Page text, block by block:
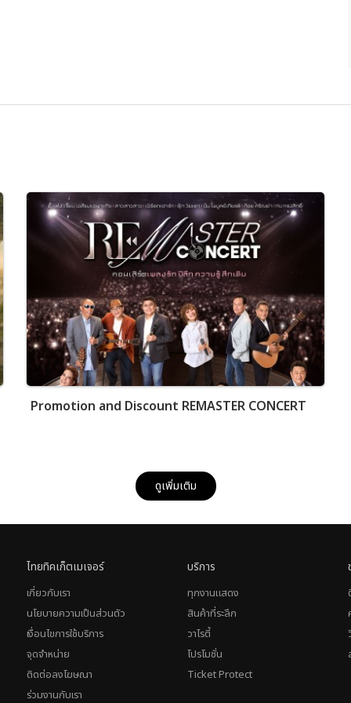
Promotion and Discount REMASTER CONCERT
ดูเพิ่มเติม
ไทยทิคเก็ตเมเจอร์
เกี่ยวกับเรา
นโยบายความเป็นส่วนตัว
เงื่อนไขการใช้บริการ
จุดจำหน่าย
ติดต่อลงโฆษณา
ร่วมงานกับเรา
บริการ
ทุกงานแสดง
สินค้าที่ระลึก
วาไรตี้
โปรโมชั่น
Ticket Protect